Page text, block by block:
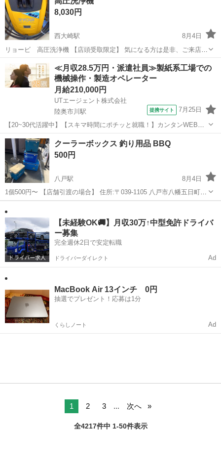
13cm ・上部に十字の切り込みあり ⚠ご注意！画像２枚目、上部はや
や...
8,030円
西大崎駅
8月4日
リョービ 高圧洗浄機 【店頭受取限定】 気になる方は是非、ご来店お
待ちしております。
青森 八戸市 西大崎駅 その他
≪月収28.5万円・派遣社員≫製紙系工場での
機械操作・製造オペレーター
月給210,000円
UTエージェント株式会社
陸奥市川駅
提携サイト 7月25日
【20~30代活躍中】【スキマ時間にポチッと就職！】カンタンWEB登
録でらくらく転職活動！【紹介予定派遣のお仕事】月収28万円可♪印刷
用紙・情報用紙の加工オペレーター！未経験歓迎◎《JPQH1-AC》 詳
細情報 ＼印刷用紙...
青森 八戸市 陸奥市川駅 その他
クーラーボックス 釣り用品 BBQ
500円
八戸駅
8月4日
1個500円〜 【店舗引渡の場合】 住所:〒039-1105 八戸市八幡五日町
31-1 営業時間:9時〜17時 定休日:水曜日・その他不定休もあり ※商品
はすべて店頭販売もしております。 お取引メッセージ中のやり取り
で...
【未経験OK🚚】月収30万↑中型免許ドライバ
ー募集
完全週休2日で安定転職
ドライバーダイレクト Ad
MacBook Air 13インチ 0円
抽選でプレゼント！応募は1分
くらしノート Ad
1 2 3 ... 次へ
全4217件中 1-50件表示